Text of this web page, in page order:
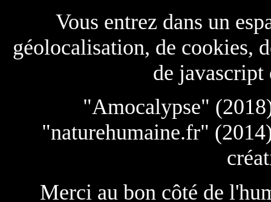
Vous entrez dans un
géolocalisation, de cookies,
de javascript
"Amocalypse"
"naturehumaine.fr"
Merci au bon côté de